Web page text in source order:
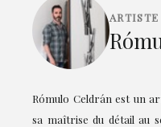
ARTISTE
Rómulo Celdrán est un
sa maîtrise du détail au